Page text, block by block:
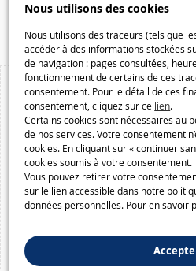
Nous utilisons des cookies
Nous utilisons des traceurs (tels que
accéder à des informations stockées
de navigation : pages consultées,
fonctionnement de certains de ces
consentement. Pour le détail de ces
consentement, cliquez sur ce lien.
Certains cookies sont nécessaires au
de nos services. Votre consentement
cookies. En cliquant sur « continuer
cookies soumis à votre consentement.
Vous pouvez retirer votre
sur le lien accessible dans notre
données personnelles. Pour en savoir